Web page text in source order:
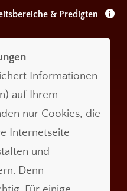
& Predigten
Informationen
auf Ihrem
nur Cookies, die
Internetseite
und
Denn